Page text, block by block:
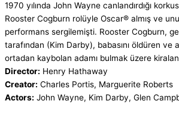
1970 yılında John Wayne canlandırdığı
Rooster Cogburn rolüyle Oscar® almış ve
performans sergilemişti. Rooster Cogburn,
tarafından (Kim Darby), babasını öldüren ve
ortadan kaybolan adamı bulmak üzere
Director: Henry Hathaway
Creator: Charles Portis, Marguerite Roberts
Actors: John Wayne, Kim Darby, Glen